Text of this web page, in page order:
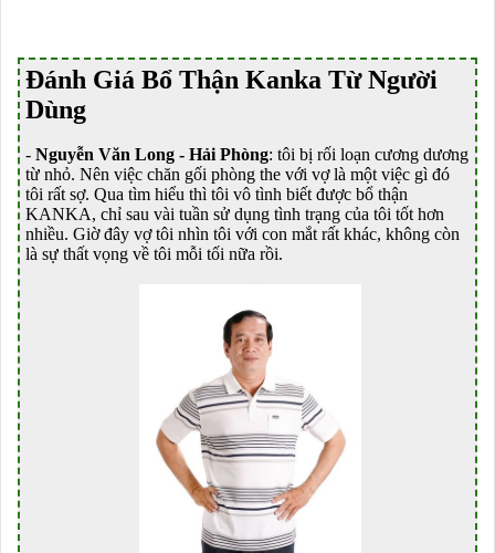
Đánh Giá Bổ Thận Kanka Từ Người
Dùng
- Nguyễn Văn Long - Hải Phòng: tôi bị rối loạn cương dương
từ nhỏ. Nên việc chăn gối phòng the với vợ là một việc gì đó
tôi rất sợ. Qua tìm hiểu thì tôi vô tình biết được bổ thận
KANKA, chỉ sau vài tuần sử dụng tình trạng của tôi tốt hơn
nhiều. Giờ đây vợ tôi nhìn tôi với con mắt rất khác, không còn
là sự thất vọng về tôi mỗi tối nữa rồi.